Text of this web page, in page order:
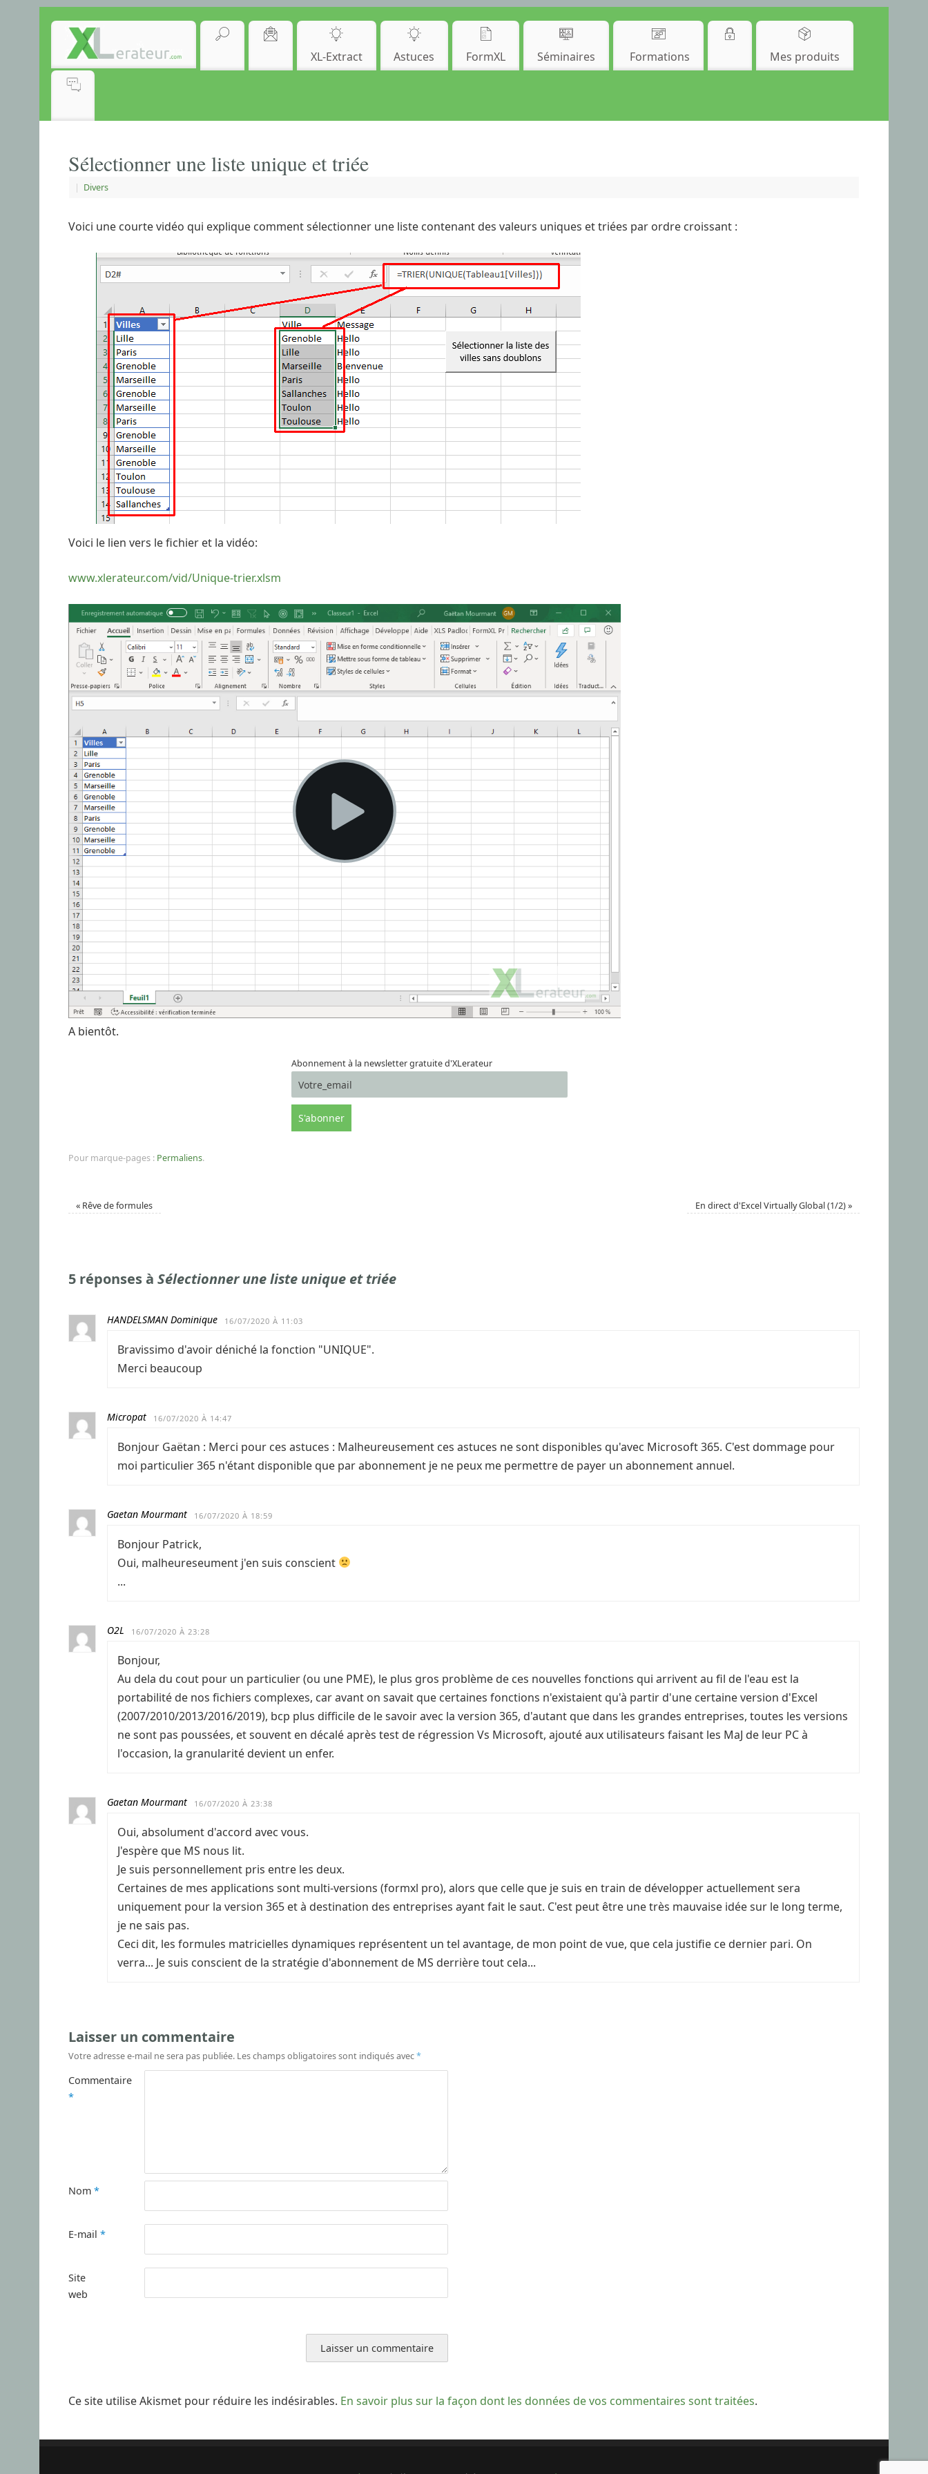
XL-Extract Astuces FormXL Séminaires Formations Mes produits
Sélectionner une liste unique et triée
| Divers
Voici une courte vidéo qui explique comment sélectionner une liste contenant des valeurs uniques et triées par ordre croissant :
Voici le lien vers le fichier et la vidéo:
www.xlerateur.com/vid/Unique-trier.xlsm
A bientôt.
Abonnement à la newsletter gratuite d'XLerateur
Pour marque-pages : Permaliens.
« Rêve de formules En direct d'Excel Virtually Global (1/2)»
5 réponses à Sélectionner une liste unique et triée
HANDELSMAN Dominique 16/07/2020 À 11:03
Bravissimo d'avoir déniché la fonction "UNIQUE".
Merci beaucoup
Micropat 16/07/2020 À 14:47
Bonjour Gaëtan : Merci pour ces astuces : Malheureusement ces astuces ne sont disponibles qu'avec Microsoft 365. C'est dommage pour
moi particulier 365 n'étant disponible que par abonnement je ne peux me permettre de payer un abonnement annuel.
Gaetan Mourmant 16/07/2020 À 18:59
Bonjour Patrick,
Oui, malheureseument j'en suis conscient
...
O2L 16/07/2020 À 23:28
Bonjour,
Au dela du cout pour un particulier (ou une PME), le plus gros problème de ces nouvelles fonctions qui arrivent au fil de l'eau est la
portabilité de nos fichiers complexes, car avant on savait que certaines fonctions n'existaient qu'à partir d'une certaine version d'Excel
(2007/2010/2013/2016/2019), bcp plus difficile de le savoir avec la version 365, d'autant que dans les grandes entreprises, toutes les versions
ne sont pas poussées, et souvent en décalé après test de régression Vs Microsoft, ajouté aux utilisateurs faisant les MaJ de leur PC à
l'occasion, la granularité devient un enfer.
Gaetan Mourmant 16/07/2020 À 23:38
Oui, absolument d'accord avec vous.
J'espère que MS nous lit.
Je suis personnellement pris entre les deux.
Certaines de mes applications sont multi-versions (formxl pro), alors que celle que je suis en train de développer actuellement sera
uniquement pour la version 365 et à destination des entreprises ayant fait le saut. C'est peut être une très mauvaise idée sur le long terme,
je ne sais pas.
Ceci dit, les formules matricielles dynamiques représentent un tel avantage, de mon point de vue, que cela justifie ce dernier pari. On
verra... Je suis conscient de la stratégie d'abonnement de MS derrière tout cela...
Laisser un commentaire
Votre adresse e-mail ne sera pas publiée. Les champs obligatoires sont indiqués avec*
Commentaire
*
Nom *
E-mail *
Site
web
Ce site utilise Akismet pour réduire les indésirables. En savoir plus sur la façon dont les données de vos commentaires sont traitées.